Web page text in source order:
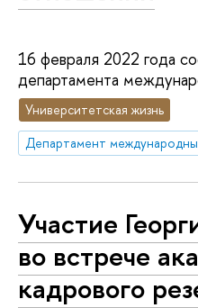
16 февраля 2022 года
департамента
Университетская жизнь
Участие
во встрече
кадрового